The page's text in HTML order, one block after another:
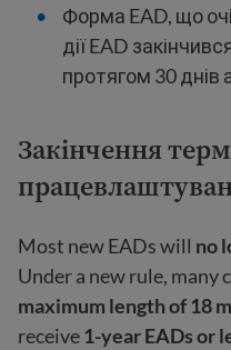
Форма EAD, що
дії EAD
протягом 30 днів
Закінчення
Most new EADs will no
Under a new rule, many
maximum length of 18
receive1-year EADs or